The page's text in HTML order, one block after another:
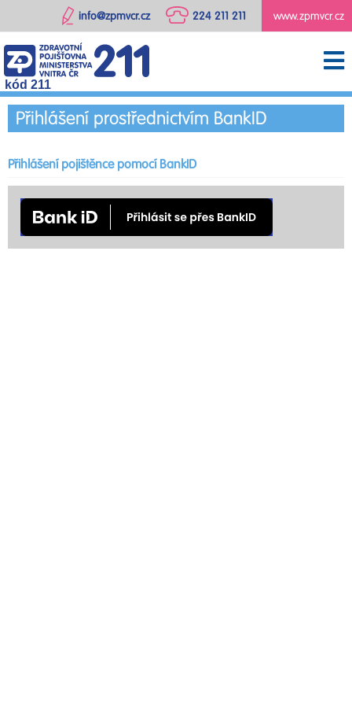
www.zpmvcr.cz
224 211 211
info@zpmvcr.cz
kód 211
Přihlášení prostřednictvím BankID
Přihlášení pojištěnce pomocí BankID